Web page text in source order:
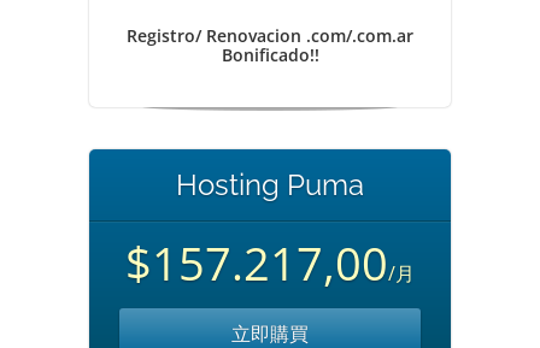
Registro/ Renovacion .com/.com.ar
Bonificado!!
Hosting Puma
$157.217,00/月
立即購買